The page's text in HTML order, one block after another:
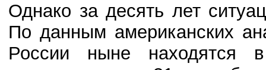
Однако за десять лет
По данным американских
России ныне находятся